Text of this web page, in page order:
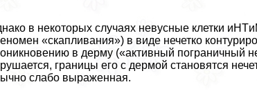
в некоторых случаях невусные клетки
«скапливания») в виде нечетко
в дерму («активный пограничный
границы его с дермой становятся
слабо выраженная.